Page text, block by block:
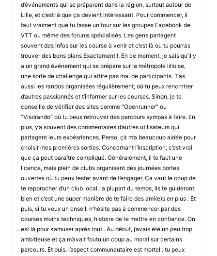
d’événements qui se préparent dans la région, surtout autour de
Lille, et c’est là que ça devient intéressant. Pour commencer, il
faut vraiment que tu fasse un tour sur les groupes Facebook de
VTT ou même des forums spécialisés. Les gens partagent
souvent des infos sur les course à venir et c’est là ou tu pourras
trouver des bons plans Exactement !. En ce moment, je sais qu’il y
a un grand événement qui se prépare sur la métropole lilloise,
une sorte de challenge qui attire pas mal de participants. T’as
aussi les randos organisées régulièrement, où tu peux rencrntrer
d’autres passionnés et t’informer sur les courses. Sinon, je te
conseille de vérifier des sites comme “Openrunner” ou
“Visorando” où tu peux retrouver des parcours sympas à faire. En
plus, y’a souvent des commentaires d’autres utilisateurs qui
partagent leurs expésriences. Perso, çà m’a beaucoup aidée pour
choisir mes premières sorties. Concernant l’inscription, c’est vrai
que ça peut paraître compliqué. Généralement, il te faut une
licence, mais plein de clubs organisent des journées portes
ouvertes où tu peux tester avant de t’engager. Ça vaut le coup de
te rapprocher d’un club local, la plupart du temps, ils te guideront
bien et c’est une super manière de te faire des ami(e)s en plus . Et
puis, si tu veux un cnseil, n’hésite pas à commencer par des
courses moins techniques, histoire de te mettre en confiance. On
est là pour s’amuser après tout . Au début, j’avais été un peu trop
ambitieuse et ça m’avait foutu un coup au moral sur certains
parcours. Et puis, l’aspect communautaire est mortel : tu peux